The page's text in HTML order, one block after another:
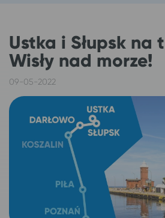
Ustka i Słupsk na
Wisły nad morze!
09-05-2022